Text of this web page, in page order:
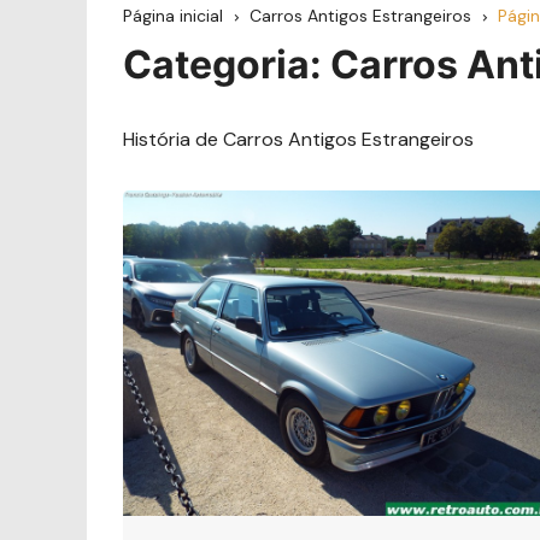
Página inicial Carros Antigos Estrangeiros
Categoria: Carros
História de Carros Antigos Estrangeiros